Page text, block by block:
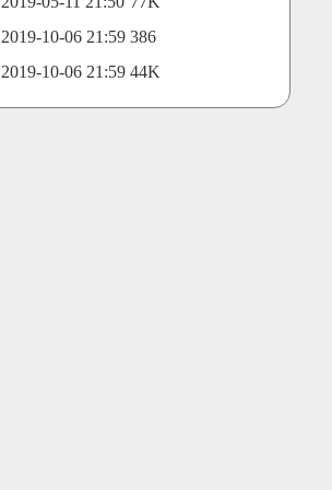
2019-10-06 21:59 386
2019-10-06 21:59 44K